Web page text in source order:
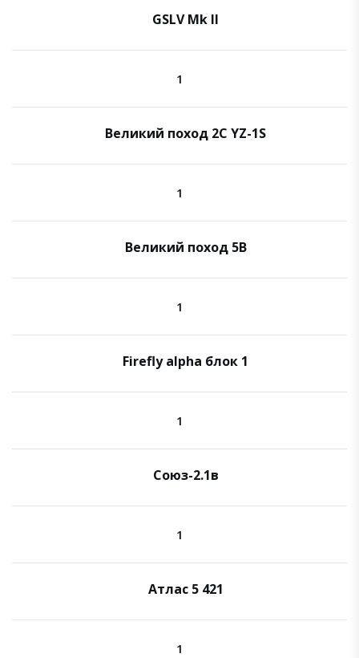
GSLV Mk II
1
Великий поход 2C YZ-1S
1
Великий поход 5B
1
Firefly alpha блок 1
1
Союз-2.1в
1
Атлас 5 421
1